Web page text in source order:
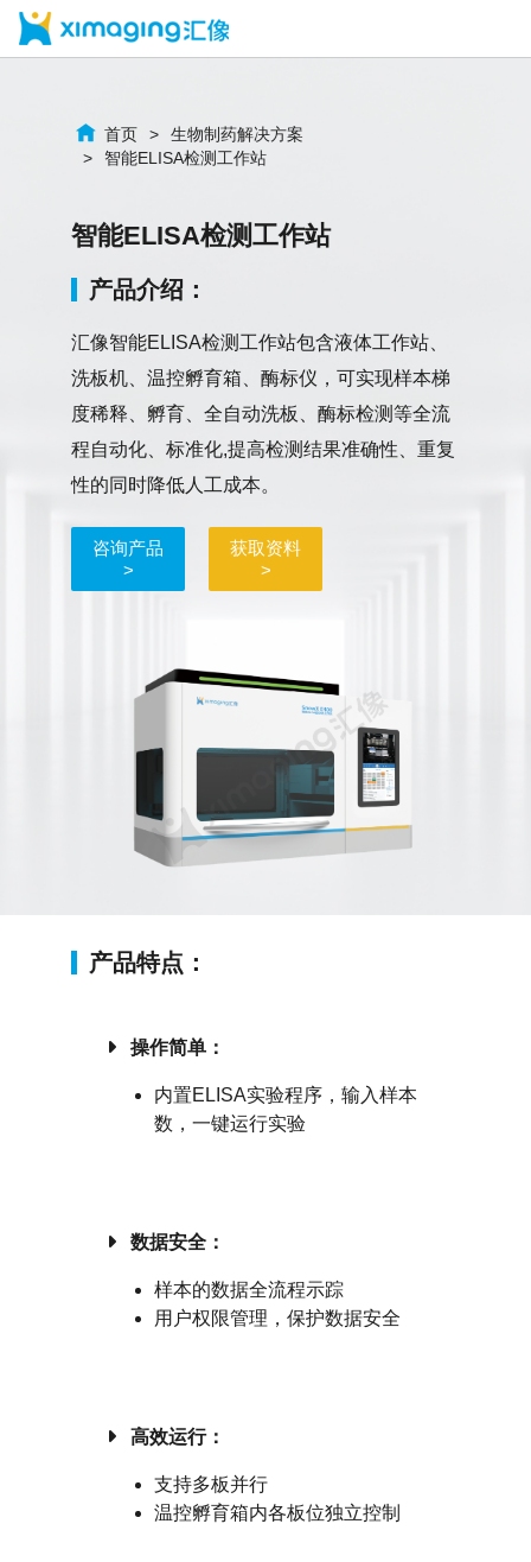
首页
生物制药解决方案
智能ELISA检测工作站
智能ELISA检测工作站
产品介绍：
汇像智能ELISA检测工作站包含液体工作站、
洗板机、温控孵育箱、酶标仪，可实现样本梯
度稀释、孵育、全自动洗板、酶标检测等全流
程自动化、标准化,提高检测结果准确性、重复
性的同时降低人工成本。
咨询产品
>
获取资料
>
产品特点：
操作简单：
内置ELISA实验程序，输入样本
数，一键运行实验
数据安全：
样本的数据全流程示踪
用户权限管理，保护数据安全
高效运行：
支持多板并行
温控孵育箱内各板位独立控制